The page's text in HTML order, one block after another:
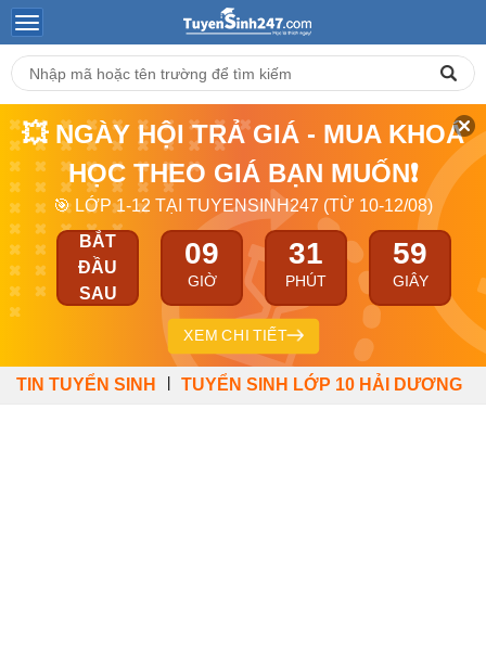
💥 NGÀY HỘI TRẢ GIÁ - MUA KHOÁ
HỌC THEO GIÁ BẠN MUỐN❗
🎯 LỚP 1-12 TẠI TUYENSINH247 (TỪ 10-12/08)
BẮT
ĐẦU
SAU
09
GIỜ
31
PHÚT
58
GIÂY
XEM CHI TIẾT
TIN TUYỂN SINH TUYỂN SINH LỚP 10 HẢI DƯƠNG